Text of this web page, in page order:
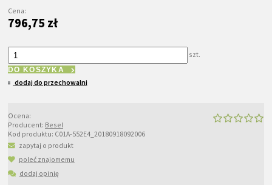
Cena:
796,75 zł
szt.
DO KOSZYKA
dodaj do przechowalni
Ocena:
Producent: Besel
Kod produktu: C01A-552E4_20180918092006
zapytaj o produkt
poleć znajomemu
dodaj opinię